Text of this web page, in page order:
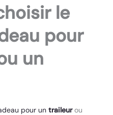
le
pour
un
pour untraileurou